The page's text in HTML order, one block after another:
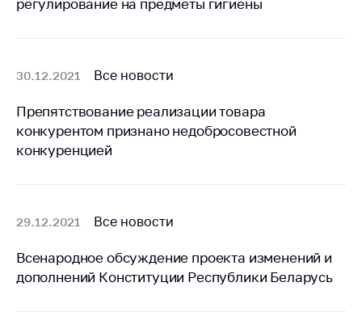
регулирование на предметы гигиены
30.12.2021 Все новости
Препятствование реализации товара
конкурентом признано недобросовестной
конкуренцией
29.12.2021 Все новости
Всенародное обсуждение проекта изменений и
дополнений Конституции Республики Беларусь